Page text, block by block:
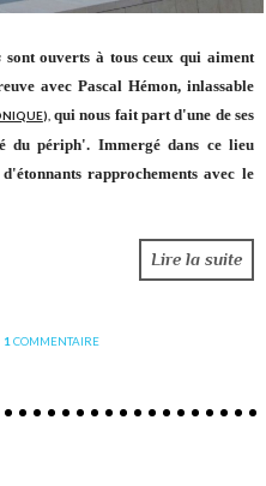
sont ouverts à tous ceux qui aiment
avec Pascal Hémon, inlassable
),qui nous fait part d'une de ses
du périph'. Immergé dans ce lieu
rapprochements avec le
Lire la suite
1 COMMENTAIRE